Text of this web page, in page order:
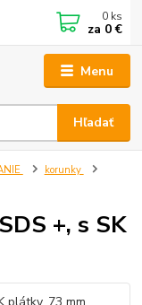
Menu
Hľadať
0 ks
za 0 €
korunky
+, s SK